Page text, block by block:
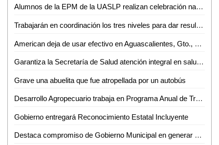
Alumnos de la EPM de la UASLP realizan celebración navideña 2018
Trabajarán en coordinación los tres niveles para dar resultados: JM Carreras
American deja de usar efectivo en Aguascalientes, Gto., Hermosillo, Qro. y SLP
Garantiza la Secretaría de Salud atención integral en salud sexual y reproductiva para adolescentes
Grave una abuelita que fue atropellada por un autobús
Desarrollo Agropecuario trabaja en Programa Anual de Trabajo
Gobierno entregará Reconocimiento Estatal Incluyente
Destaca compromiso de Gobierno Municipal en generar acciones contra alerta de género: Regidoras